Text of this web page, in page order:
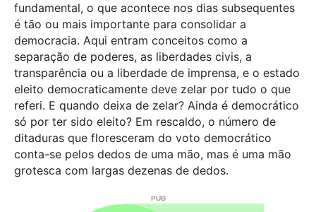
fundamental, o que acontece nos dias subsequentes
é tão ou mais importante para consolidar a
democracia. Aqui entram conceitos como a
separação de poderes, as liberdades civis, a
transparência ou a liberdade de imprensa, e o estado
eleito democraticamente deve zelar por tudo o que
referi. E quando deixa de zelar? Ainda é democrático
só por ter sido eleito? Em rescaldo, o número de
ditaduras que floresceram do voto democrático
conta-se pelos dedos de uma mão, mas é uma mão
grotesca com largas dezenas de dedos.